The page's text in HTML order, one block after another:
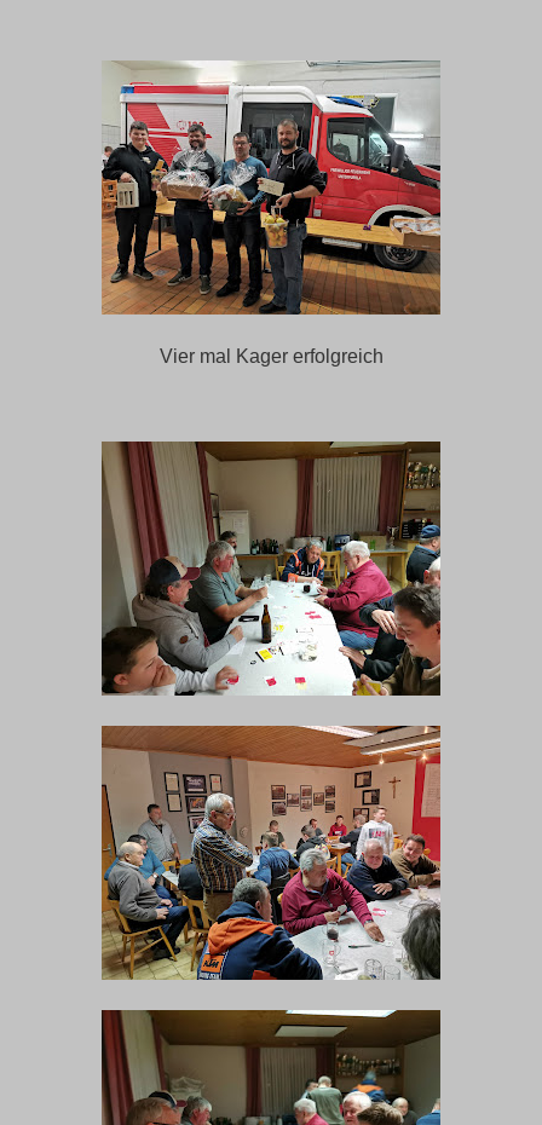
Vier mal Kager erfolgreich